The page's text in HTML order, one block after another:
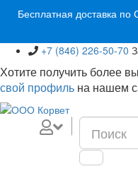
Бесплатная доставка по
+7 (846) 226-50-70
Хотите получить более
свой профиль на нашем